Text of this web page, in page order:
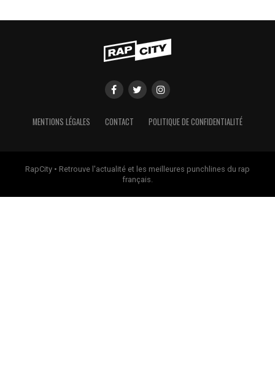
MENTIONS LÉGALES CONTACT POLITIQUE DE CONFIDENTIALITÉ
RapCity • Retrouve l'actualité et les meilleures punchlines du rap
français.